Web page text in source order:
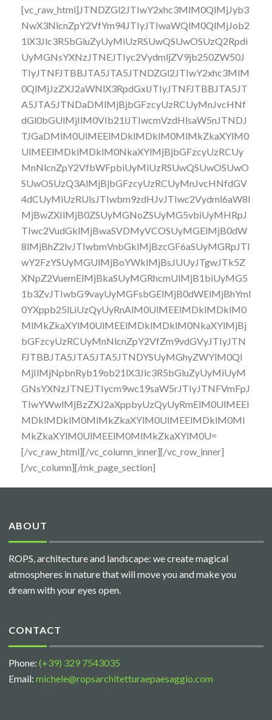
[vc_raw_html]JTNDZGl2JTIwY2xhc3MlM0QlMjJyb3
NwX3NlcnZpY2VfYm94JTIyJTIwaWQlM0QlMjJob2
1lX3Jlc3R5bGluZyUyMiUzRSUwQSUwOSUzQ2Rpdi
UyMGNsYXNzJTNEJTIyc2VydmljZV9jb250ZW50J
TIyJTNFJTBBJTA5JTA5JTNDZGl2JTIwY2xhc3MlM
0QlMjJzZXJ2aWNlX3RpdGxlJTIyJTNFJTBBJTA5JT
A5JTA5JTNDaDMlMjBjbGFzcyUzRCUyMnJvcHNf
dGl0bGUlMjIlM0VIb21lJTIwcmVzdHlsaW5nJTNDJ
TJGaDMlM0UlMEElMDklMDklM0MlMkZkaXYlM0
UlMEElMDklMDklM0NkaXYlMjBjbGFzcyUzRCUy
MnNlcnZpY2VfbWFpbiUyMiUzRSUwQSUwOSUwO
SUwOSUzQ3AlMjBjbGFzcyUzRCUyMnJvcHNfdGV
4dCUyMiUzRUlsJTIwbm9zdHJvJTIwc2Vydml6aW8l
MjBwZXIlMjB0ZSUyMGNoZSUyMG5vbiUyMHRpJ
TIwc2VudGklMjBwaSVDMyVCOSUyMGElMjB0dW
8lMjBhZ2lvJTIwbmVnbGklMjBzcGF6aSUyMGRpJTI
wY2FzYSUyMGUlMjBoYWklMjBsJUUyJTgwJTk5Z
XNpZ2VuemElMjBkaSUyMGRhcmUlMjB1biUyMG5
1b3ZvJTIwbG9vayUyMGFsbGElMjB0dWElMjBhYml
0YXppb25lLiUzQyUyRnAlM0UlMEElMDklMDklM0
MlMkZkaXYlM0UlMEElMDklMDklM0NkaXYlMjBj
bGFzcyUzRCUyMnNlcnZpY2VfZm9vdGVyJTIyJTN
FJTBBJTA5JTA5JTA5JTNDYSUyMGhyZWYlM0Ql
MjIlMjNpbnRyb19ob21lX3Jlc3R5bGluZyUyMiUyM
GNsYXNzJTNEJTIycm9wc19saW5rJTIyJTNFVmFpJ
TIwYWwlMjBzZXJ2aXppbyUzQyUyRmElM0UlMEEl
MDklMDklM0MlMkZkaXYlM0UlMEElMDklM0Ml
MkZkaXYlM0UlMEElM0MlMkZkaXYlM0U=
[/vc_raw_html][/vc_column_inner][/vc_row_inner]
[/vc_column][/mk_page_section]
ABOUT
ROPS, architecture and landscape: we create magical
atmospheres in nature that will move you and make you
dream with your eyes open.
CONTACT
Phone: (+39) 329 7543035
Email: michele@ropsarchitetturaepaesaggio.com